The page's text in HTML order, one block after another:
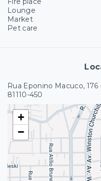
Lounge
Market
Pet care
Rua Eponino Macuco,
81110-450
+
−